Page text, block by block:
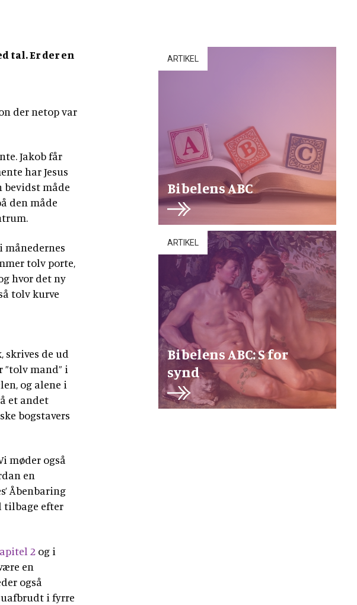
tal. Er der en
der netop var
Jakob får
har Jesus
bevidst måde
den måde
månedernes
tolv porte,
hvor det ny
tolv kurve
skrives de ud
”tolv mand” i
og alene i
et andet
bogstavers
møder også
en
Åbenbaring
tilbage efter
2og i
en
også
uafbrudt i fyrre
ARTIKEL
Bibelens ABC
ARTIKEL
Bibelens ABC: S for
synd